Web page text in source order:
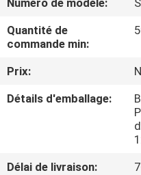
AU
SUJET
DE
NOUS
D'USINE
Numéro de modèle:
Quantité de
commande min:
Prix:
Détails d'emballage:
Délai de livraison: